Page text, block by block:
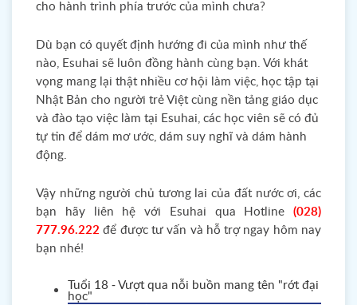
cho hành trình phía trước của mình chưa?
Dù bạn có quyết định hướng đi của mình như thế
nào, Esuhai sẽ luôn đồng hành cùng bạn. Với khát
vọng mang lại thật nhiều cơ hội làm việc, học tập tại
Nhật Bản cho người trẻ Việt cùng nền tảng giáo dục
và đào tạo việc làm tại Esuhai, các học viên sẽ có đủ
tự tin để dám mơ ước, dám suy nghĩ và dám hành
động.
Vậy những người chủ tương lai của đất nước ơi, các
bạn hãy liên hệ với Esuhai qua Hotline (028)
777.96.222 để được tư vấn và hỗ trợ ngay hôm nay
bạn nhé!
Tuổi 18 - Vượt qua nỗi buồn mang tên "rớt đại
học"